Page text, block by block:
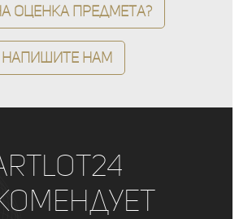
оценка предмета?
Напишите нам